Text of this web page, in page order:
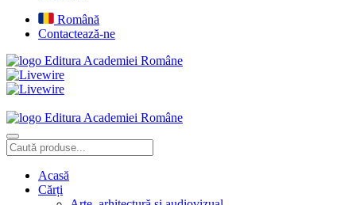
Română
Contactează-ne
Editura Academiei Române
Editura Academiei Române
Acasă
Cărți